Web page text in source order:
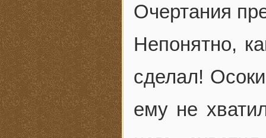
Очертания
Непонятно,
сделал!
ему не